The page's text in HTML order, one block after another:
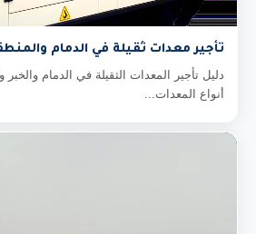
تأجير معدات ثقيلة في الدمام والمنطقة
دليل تأجير المعدات الثقيلة في الدمام
أنواع المعدات...